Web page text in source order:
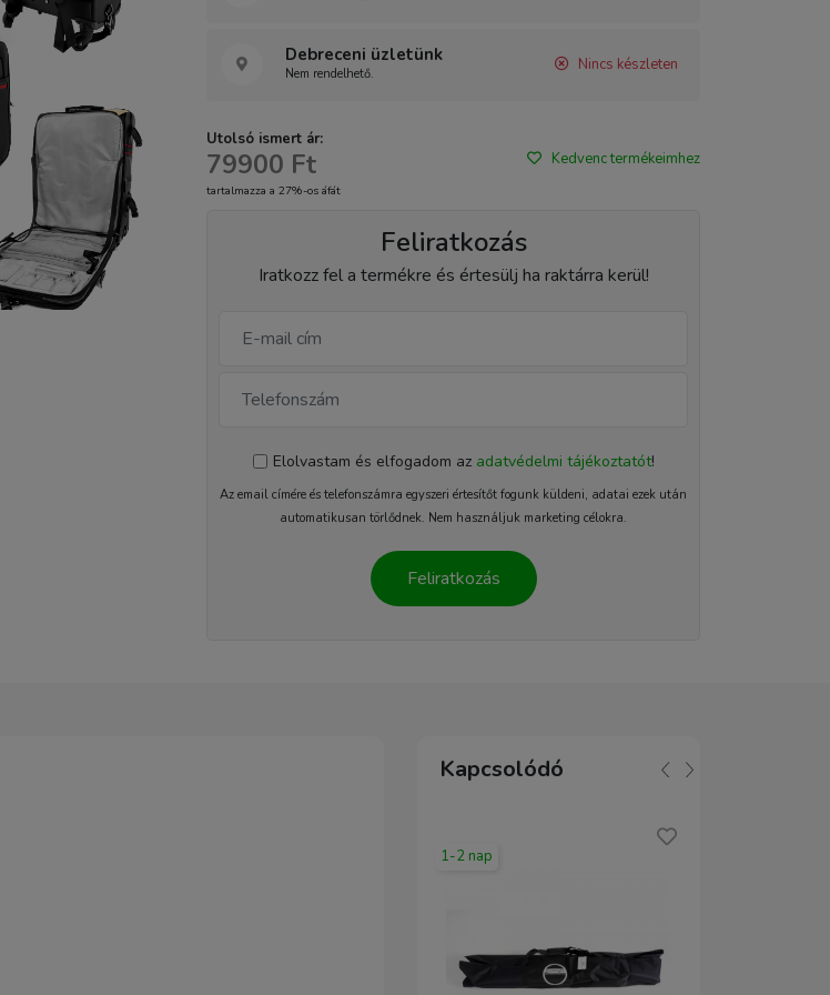
Debreceni üzletünk
Nem rendelhető. Nincs készleten
Utolsó ismert ár:
79900 Ft
tartalmazza a 27%-os áfát
Kedvenc termékeimhez
Feliratkozás
Iratkozz fel a termékre és értesülj ha raktárra kerül!
Elolvastam és elfogadom az adatvédelmi tájékoztatót!
Az email címére és telefonszámra egyszeri értesítőt fogunk küldeni, adatai ezek után
automatikusan törlődnek. Nem használjuk marketing célokra.
Feliratkozás
Kapcsolódó
1-2 nap